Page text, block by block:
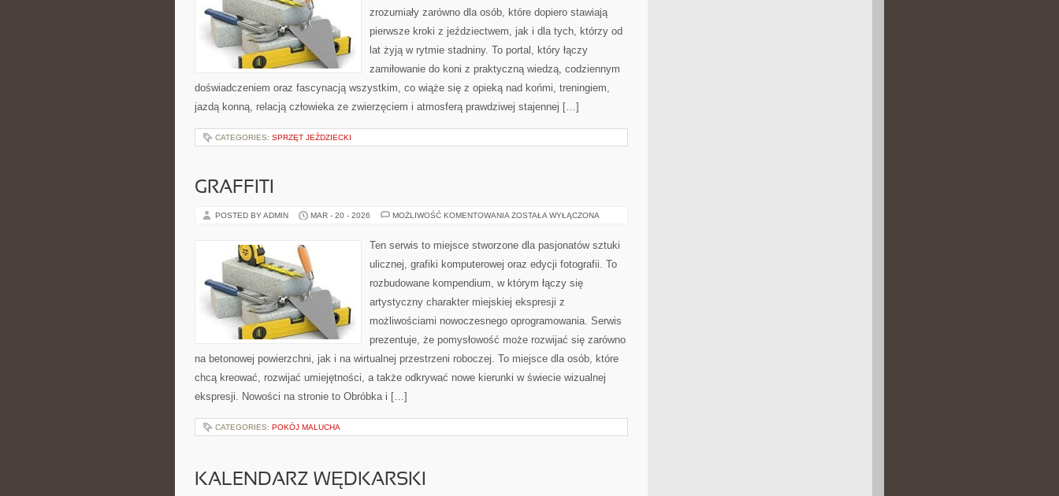
zrozumiały zarówno dla osób, które dopiero stawiają
pierwsze kroki z jeździectwem, jak i dla tych, którzy od
lat żyją w rytmie stadniny. To portal, który łączy
zamiłowanie do koni z praktyczną wiedzą, codziennym
doświadczeniem oraz fascynacją wszystkim, co wiąże się z opieką nad końmi, treningiem,
jazdą konną, relacją człowieka ze zwierzęciem i atmosferą prawdziwej stajennej […]
CATEGORIES: SPRZĘT JEŹDZIECKI
GRAFFITI
POSTED BY ADMIN MAR - 20 - 2026 MOŻLIWOŚĆ KOMENTOWANIA GRAFFITI
ZOSTAŁA WYŁĄCZONA
Ten serwis to miejsce stworzone dla pasjonatów sztuki
ulicznej, grafiki komputerowej oraz edycji fotografii. To
rozbudowane kompendium, w którym łączy się
artystyczny charakter miejskiej ekspresji z
możliwościami nowoczesnego oprogramowania. Serwis
prezentuje, że pomysłowość może rozwijać się zarówno
na betonowej powierzchni, jak i na wirtualnej przestrzeni roboczej. To miejsce dla osób, które
chcą kreować, rozwijać umiejętności, a także odkrywać nowe kierunki w świecie wizualnej
ekspresji. Nowości na stronie to Obróbka i […]
CATEGORIES: POKÓJ MALUCHA
KALENDARZ WĘDKARSKI